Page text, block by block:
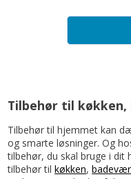
Tilbehør til
Tilbehør til hjemmet kan
og smarte løsninger. Og
tilbehør, du skal bruge i dit
tilbehør tilkøkken,